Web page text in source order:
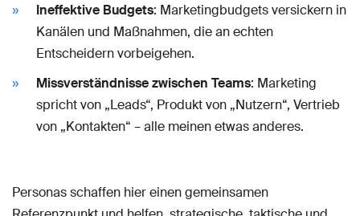
Ineffektive Budgets: Marketingbudgets versickern in
Kanälen und Maßnahmen, die an echten
Entscheidern vorbeigehen.
Missverständnisse zwischen Teams: Marketing
spricht von „Leads“, Produkt von „Nutzern“, Vertrieb
von „Kontakten“ – alle meinen etwas anderes.
Personas schaffen hier einen gemeinsamen